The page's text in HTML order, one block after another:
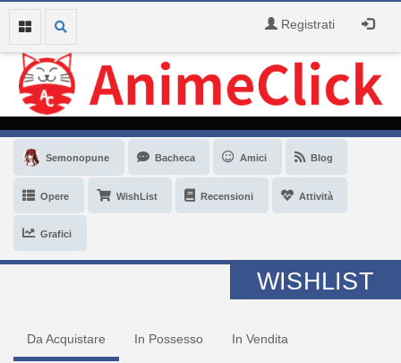
Registrati
Semonopune Bacheca Amici Blog
Opere WishList Recensioni Attività
Grafici
WISHLIST
Da Acquistare In Possesso In Vendita